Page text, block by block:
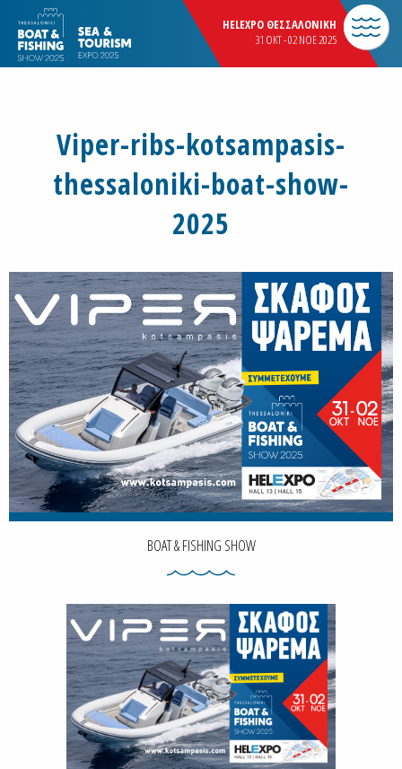
HELEXPO ΘΕΣΣΑΛΟΝΙΚΗ
31 OKT - 02 NOE 2025
Viper-ribs-kotsampasis-
thessaloniki-boat-show-
2025
BOAT & FISHING SHOW